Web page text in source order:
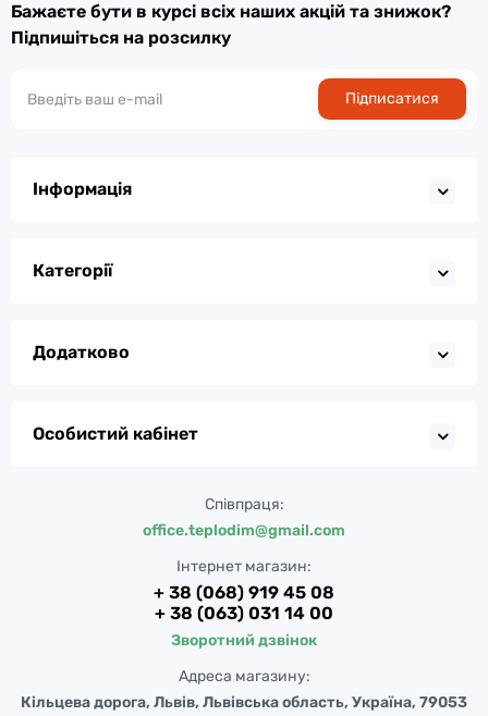
Бажаєте бути в курсі всіх наших акцій та знижок?
Підпишіться на розсилку
Підписатися
Інформація
Категорії
Додатково
Особистий кабінет
Співпраця:
office.teplodim@gmail.com
Інтернет магазин:
+ 38 (068) 919 45 08
+ 38 (063) 031 14 00
Зворотний дзвінок
Адреса магазину:
Кільцева дорога, Львів, Львівська область, Україна, 79053